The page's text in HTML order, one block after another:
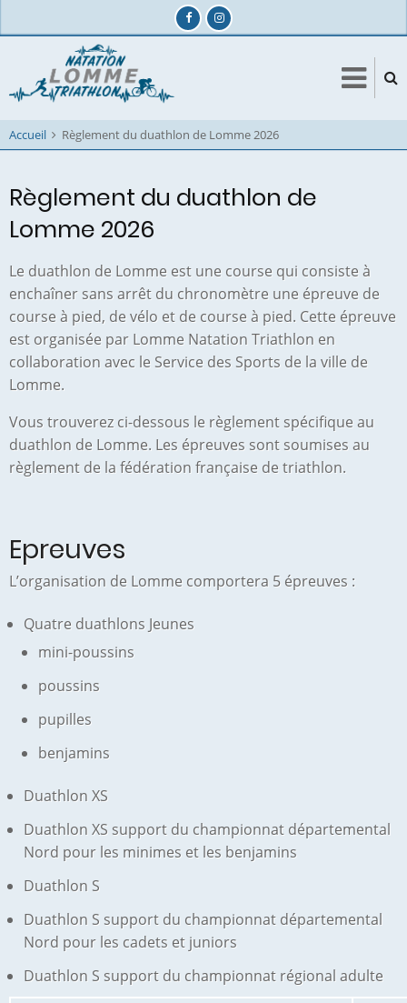
au
principal
Accueil Règlement du duathlon de Lomme 2026
Règlement du duathlon de
Lomme 2026
Le duathlon de Lomme est une course qui consiste à
enchaîner sans arrêt du chronomètre une épreuve de
course à pied, de vélo et de course à pied. Cette épreuve
est organisée par Lomme Natation Triathlon en
collaboration avec le Service des Sports de la ville de
Lomme.
Vous trouverez ci-dessous le règlement spécifique au
duathlon de Lomme. Les épreuves sont soumises au
règlement de la fédération française de triathlon.
Epreuves
L’organisation de Lomme comportera 5 épreuves :
Quatre duathlons Jeunes
mini-poussins
poussins
pupilles
benjamins
Duathlon XS
Duathlon XS support du championnat départemental
Nord pour les minimes et les benjamins
Duathlon S
Duathlon S support du championnat départemental
Nord pour les cadets et juniors
Duathlon S support du championnat régional adulte